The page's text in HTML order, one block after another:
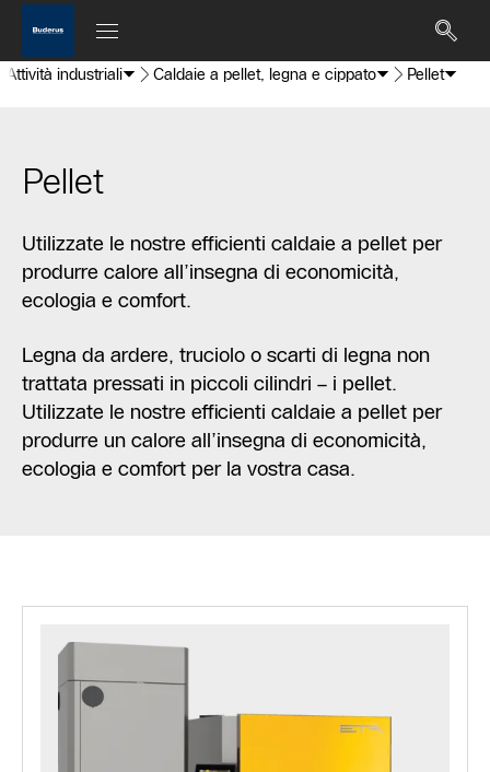
Attività industriali Caldaie a pellet, legna e cippato Pellet
Pellet
Utilizzate le nostre efficienti caldaie a pellet per
produrre calore all’insegna di economicità,
ecologia e comfort.
Legna da ardere, truciolo o scarti di legna non
trattata pressati in piccoli cilindri – i pellet.
Utilizzate le nostre efficienti caldaie a pellet per
produrre un calore all’insegna di economicità,
ecologia e comfort per la vostra casa.